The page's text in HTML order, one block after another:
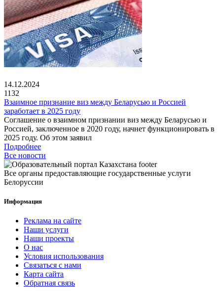
14.12.2024
1132
Взаимное признание виз между Беларусью и Россией
заработает в 2025 году
Соглашение о взаимном признании виз между Беларусью и
Россией, заключенное в 2020 году, начнет функционировать в
2025 году. Об этом заявил
Подробнее
Все новости
Все органы предоставляющие государственные услуги
Белоруссии
Информация
Реклама на сайте
Наши услуги
Наши проекты
О нас
Условия использования
Связаться с нами
Карта сайта
Обратная связь